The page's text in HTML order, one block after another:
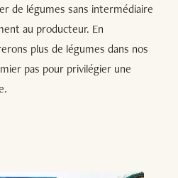
de légumes sans intermédiaire
au producteur. En
plus de légumes dans nos
pas pour privilégier une